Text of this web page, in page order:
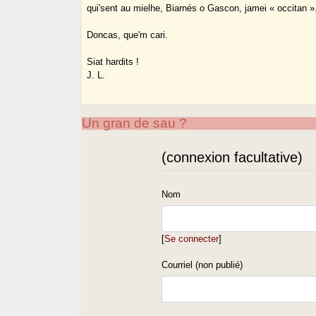
qui'sent au mielhe, Biarnés o Gascon, jamei « occitan
Doncas, que'm cari.
Siat hardits !
J. L.
Un gran de sau ?
(connexion facultative)
Nom
[Se connecter]
Courriel (non publié)